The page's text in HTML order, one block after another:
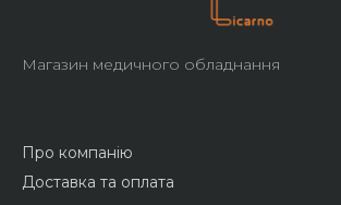
Магазин медичного обладнання
Про компанію
Доставка та оплата